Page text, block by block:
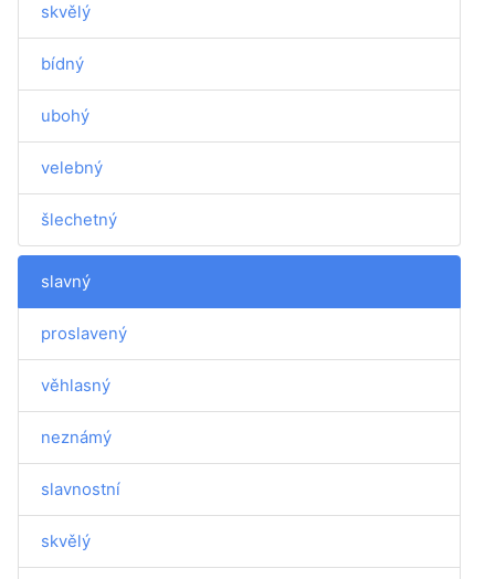
skvělý
bídný
ubohý
velebný
šlechetný
slavný
proslavený
věhlasný
neznámý
slavnostní
skvělý